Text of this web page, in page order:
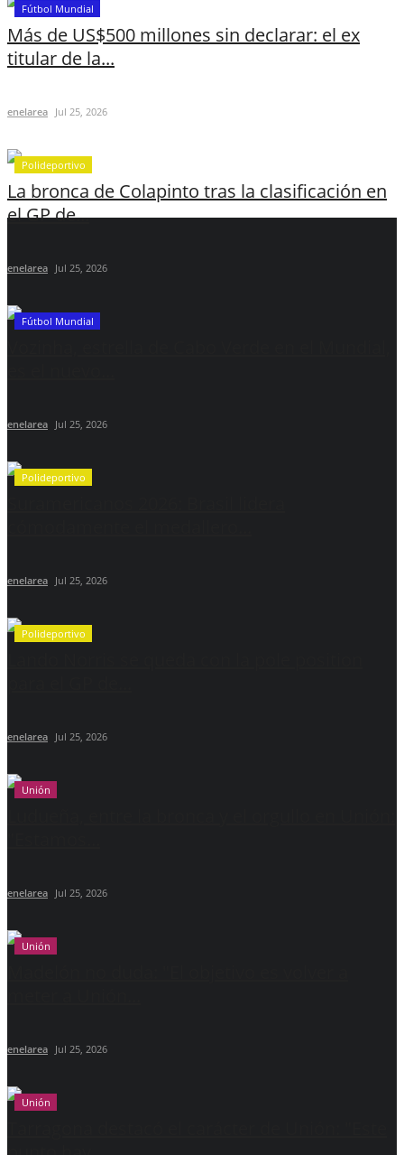
Fútbol Mundial
Más de US$500 millones sin declarar: el ex
titular de la...
enelarea Jul 25, 2026
Polideportivo
La bronca de Colapinto tras la clasificación en
el GP de...
enelarea Jul 25, 2026
Fútbol Mundial
enelarea Jul 25, 2026
Polideportivo
enelarea Jul 25, 2026
Polideportivo
enelarea Jul 25, 2026
Unión
enelarea Jul 25, 2026
Unión
enelarea Jul 25, 2026
Unión